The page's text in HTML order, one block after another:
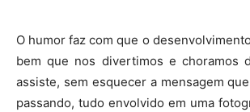
O humor faz com que o
bem que nos divertimos e choramos
assiste, sem esquecer a mensagem
passando, tudo envolvido em uma